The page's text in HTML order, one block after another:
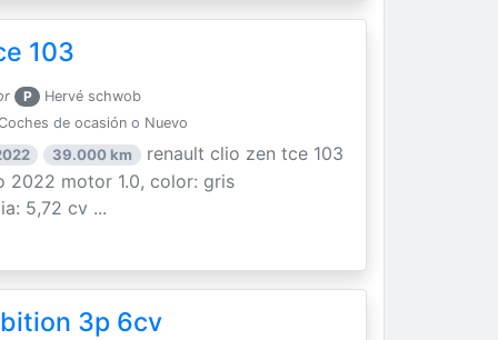
103
P Hervé schwob
de ocasión o Nuevo
39.000 km
renault clio zen tce 103
2022 motor 1.0, color: gris
5,72 cv ...
3p 6cv